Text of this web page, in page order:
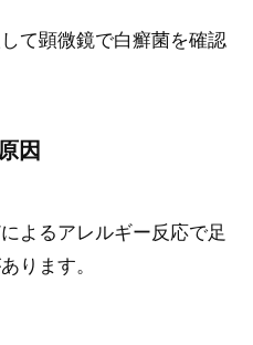
て顕微鏡で白癬菌を確認
因
よるアレルギー反応で足
ります。